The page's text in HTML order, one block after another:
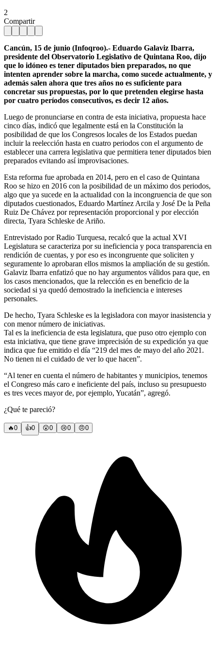
2
Compartir
Cancún, 15 de junio (Infoqroo).- Eduardo Galaviz Ibarra,
presidente del Observatorio Legislativo de Quintana Roo, dijo
que lo idóneo es tener diputados bien preparados, no que
intenten aprender sobre la marcha, como sucede actualmente, y
además salen ahora que tres años no es suficiente para
concretar sus propuestas, por lo que pretenden elegirse hasta
por cuatro períodos consecutivos, es decir 12 años.
Luego de pronunciarse en contra de esta iniciativa, propuesta hace
cinco días, indicó que legalmente está en la Constitución la
posibilidad de que los Congresos locales de los Estados puedan
incluir la reelección hasta en cuatro periodos con el argumento de
establecer una carrera legislativa que permitiera tener diputados bien
preparados evitando así improvisaciones.
Esta reforma fue aprobada en 2014, pero en el caso de Quintana
Roo se hizo en 2016 con la posibilidad de un máximo dos periodos,
algo que ya sucede en la actualidad con la incongruencia de que son
diputados cuestionados, Eduardo Martínez Arcila y José De la Peña
Ruiz De Chávez por representación proporcional y por elección
directa, Tyara Schleske de Ariño.
Entrevistado por Radio Turquesa, recalcó que la actual XVI
Legislatura se caracteriza por su ineficiencia y poca transparencia en
rendición de cuentas, y por eso es incongruente que soliciten y
seguramente lo aprobaran ellos mismos la ampliación de su gestión.
Galaviz Ibarra enfatizó que no hay argumentos válidos para que, en
los casos mencionados, que la relección es en beneficio de la
sociedad si ya quedó demostrado la ineficiencia e intereses
personales.
De hecho, Tyara Schleske es la legisladora con mayor inasistencia y
con menor número de iniciativas.
Tal es la ineficiencia de esta legislatura, que puso otro ejemplo con
esta iniciativa, que tiene grave imprecisión de su expedición ya que
indica que fue emitido el día “219 del mes de mayo del año 2021.
No tienen ni el cuidado de ver lo que hacen”.
“Al tener en cuenta el número de habitantes y municipios, tenemos
el Congreso más caro e ineficiente del país, incluso su presupuesto
es tres veces mayor de, por ejemplo, Yucatán”, agregó.
¿Qué te pareció?
🔥0 👍0 😲0 😢0 😠0